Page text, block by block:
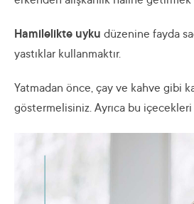
Hamilelikte uyku düzenine fayda
yastıklar kullanmaktır.
Yatmadan önce, çay ve kahve gibi
göstermelisiniz. Ayrıca bu